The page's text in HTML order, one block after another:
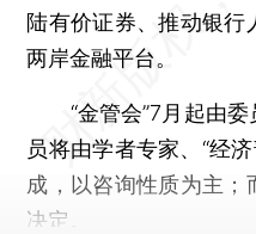
陆有价证券、推动银行
两岸金融平台。
“金管会”7月起由委
员将由学者专家、“经济
成，以咨询性质为主
决定。